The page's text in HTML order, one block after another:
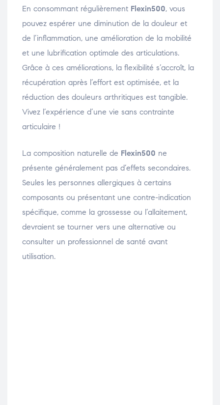
En consommant régulièrement Flexin500, vous
pouvez espérer une diminution de la douleur et
de l’inflammation, une amélioration de la mobilité
et une lubrification optimale des articulations.
Grâce à ces améliorations, la flexibilité s’accroît, la
récupération après l’effort est optimisée, et la
réduction des douleurs arthritiques est tangible.
Vivez l’expérience d’une vie sans contrainte
articulaire !
La composition naturelle de Flexin500 ne
présente généralement pas d’effets secondaires.
Seules les personnes allergiques à certains
composants ou présentant une contre-indication
spécifique, comme la grossesse ou l’allaitement,
devraient se tourner vers une alternative ou
consulter un professionnel de santé avant
utilisation.